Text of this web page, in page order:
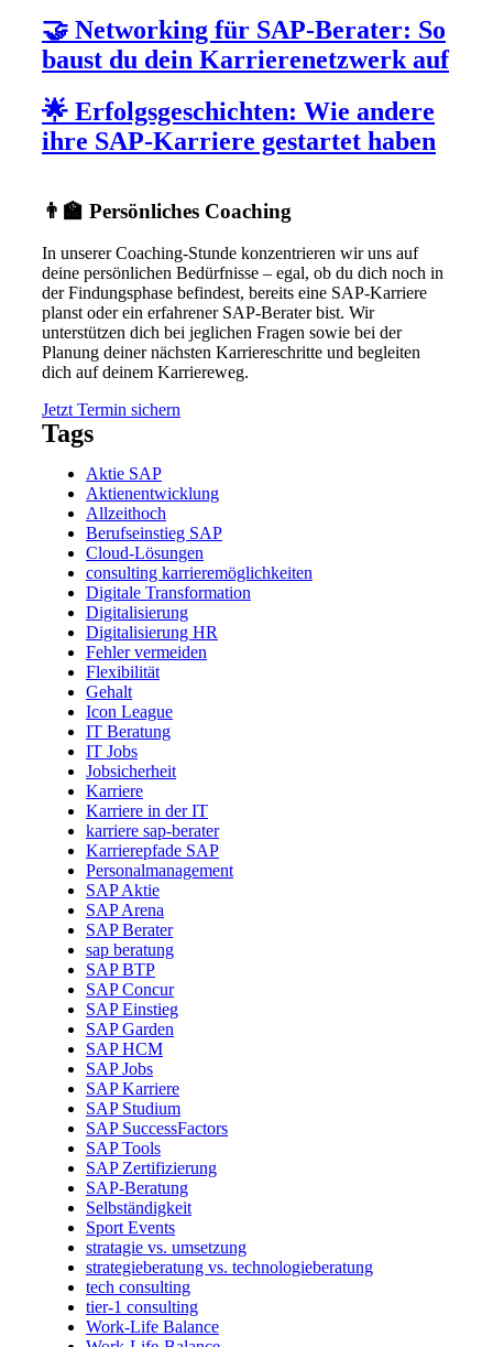
🤝 Networking für SAP-Berater: So
baust du dein Karrierenetzwerk auf
🌟 Erfolgsgeschichten: Wie andere
ihre SAP-Karriere gestartet haben
👨‍🏫 Persönliches Coaching
In unserer Coaching-Stunde konzentrieren wir uns auf
deine persönlichen Bedürfnisse – egal, ob du dich noch in
der Findungsphase befindest, bereits eine SAP-Karriere
planst oder ein erfahrener SAP-Berater bist. Wir
unterstützen dich bei jeglichen Fragen sowie bei der
Planung deiner nächsten Karriereschritte und begleiten
dich auf deinem Karriereweg.
Jetzt Termin sichern
Tags
Aktie SAP
Aktienentwicklung
Allzeithoch
Berufseinstieg SAP
Cloud-Lösungen
consulting karrieremöglichkeiten
Digitale Transformation
Digitalisierung
Digitalisierung HR
Fehler vermeiden
Flexibilität
Gehalt
Icon League
IT Beratung
IT Jobs
Jobsicherheit
Karriere
Karriere in der IT
karriere sap-berater
Karrierepfade SAP
Personalmanagement
SAP Aktie
SAP Arena
SAP Berater
sap beratung
SAP BTP
SAP Concur
SAP Einstieg
SAP Garden
SAP HCM
SAP Jobs
SAP Karriere
SAP Studium
SAP SuccessFactors
SAP Tools
SAP Zertifizierung
SAP-Beratung
Selbständigkeit
Sport Events
stratagie vs. umsetzung
strategieberatung vs. technologieberatung
tech consulting
tier-1 consulting
Work-Life Balance